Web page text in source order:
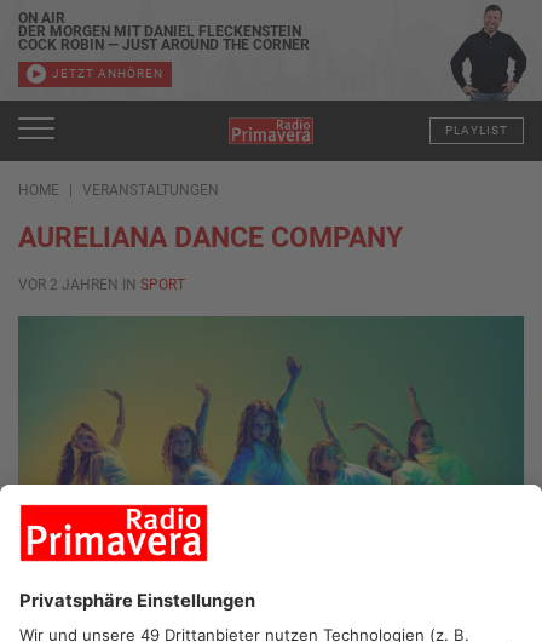
ON AIR
DER MORGEN MIT DANIEL FLECKENSTEIN
COCK ROBIN — JUST AROUND THE CORNER
JETZT ANHÖREN
PLAYLIST
HOME VERANSTALTUNGEN
AURELIANA DANCE COMPANY
VOR 2 JAHREN IN SPORT